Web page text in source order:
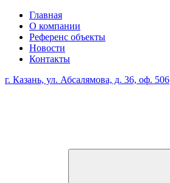
Главная
О компании
Референс объекты
Новости
Контакты
г. Казань, ул. Абсалямова, д. 36, оф. 506